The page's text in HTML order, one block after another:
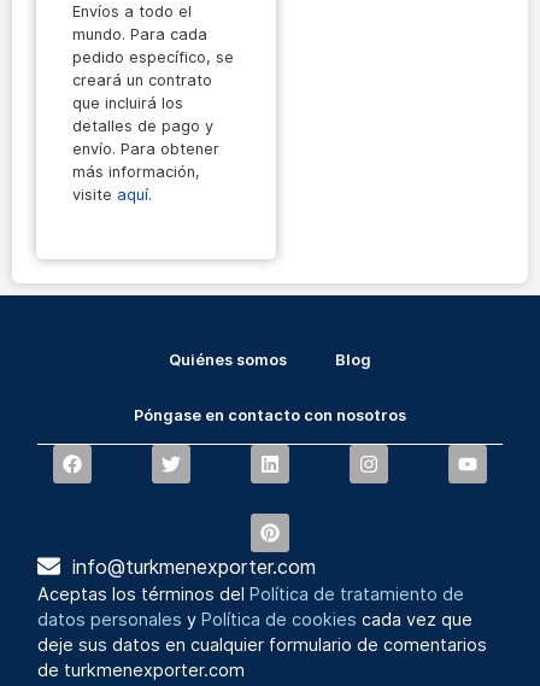
Envíos a todo el
mundo. Para cada
pedido específico, se
creará un contrato
que incluirá los
detalles de pago y
envío. Para obtener
más información,
visite aquí.
Quiénes somos Blog
Póngase en contacto con nosotros
info@turkmenexporter.com
Aceptas los términos delPolítica de tratamiento de
datos personales yPolítica de cookies cada vez que
deje sus datos en cualquier formulario de comentarios
de turkmenexporter.com